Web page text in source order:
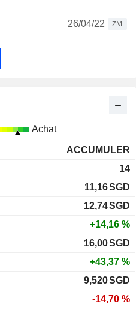
26/04/22
ZM
Achat
ACCUMULER
14
11,16SGD
12,74SGD
+14,16 %
16,00SGD
+43,37 %
9,520SGD
-14,70 %